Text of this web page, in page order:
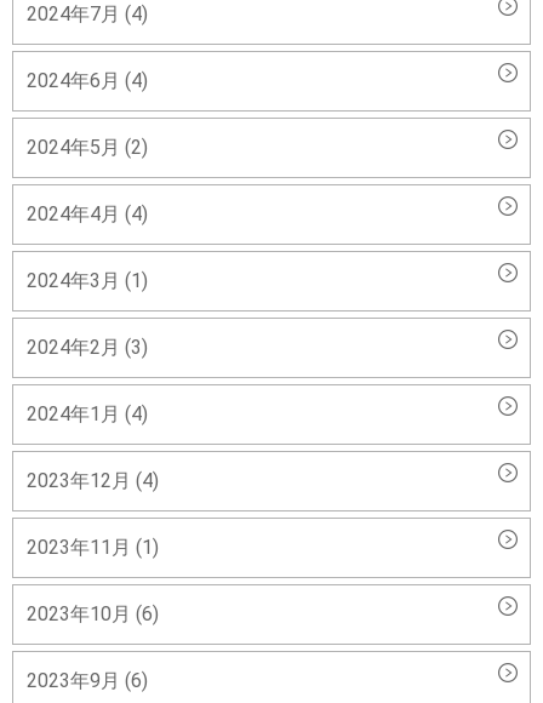
2024年7月 (4)
2024年6月 (4)
2024年5月 (2)
2024年4月 (4)
2024年3月 (1)
2024年2月 (3)
2024年1月 (4)
2023年12月 (4)
2023年11月 (1)
2023年10月 (6)
2023年9月 (6)